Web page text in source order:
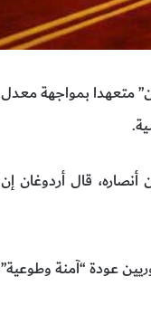
متعهدا بمواجهة معدل
قال أردوغان إن
السوريين عودة “آمنة وطوعية”